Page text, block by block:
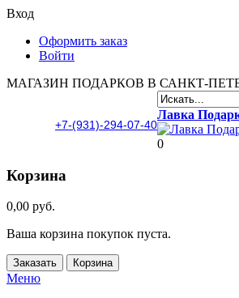
Вход
Оформить заказ
Войти
МАГАЗИН ПОДАРКОВ В САНКТ-
+7-(931)-294-07-40
Лавка
0
Корзина
0,00 руб.
Ваша корзина покупок пуста.
Заказать Корзина
Меню